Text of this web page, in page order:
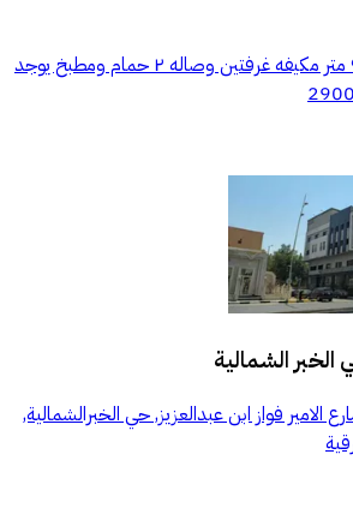
مكاتب للايجار مساحه ٩٧ متر مكيفه غرفتين وصاله ٢ حمام ومطبخ يوجد
الشمالية
الامير فواز ابن عبدالعزيز, حي الخبرالشمالية,